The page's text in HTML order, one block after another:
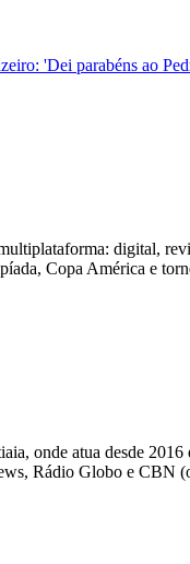
'Dei parabéns ao
digital,
Copa América e
onde atua desde
Rádio Globo e